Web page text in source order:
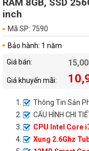
inch
Mã SP: 7590
Bảo hành: 1 năm
Giá bán:
Giá khuyến mãi:
Thông Tin Sản
CẤU HÌNH CHI
CPU Intel Core
Xung 2.6Ghz